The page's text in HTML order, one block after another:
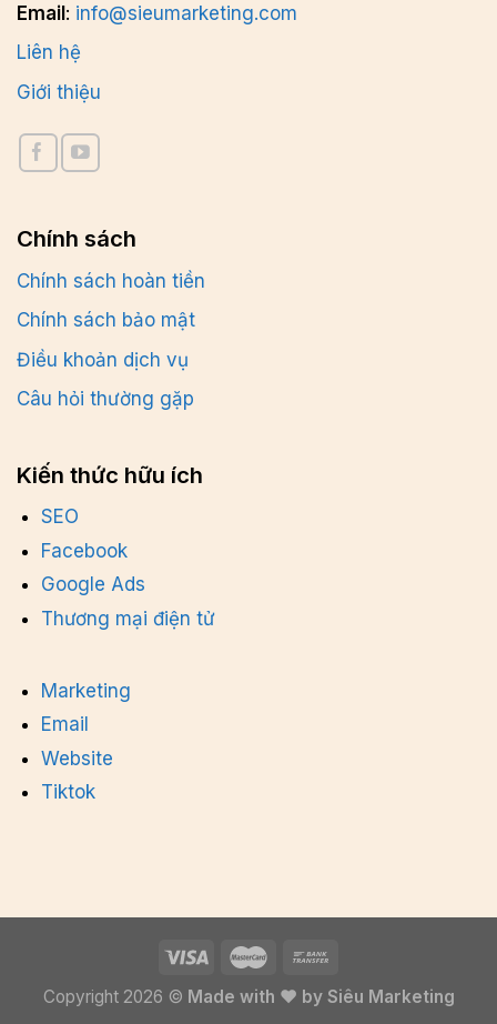
Email: info@sieumarketing.com
Liên hệ
Giới thiệu
Chính sách
Chính sách hoàn tiền
Chính sách bảo mật
Điều khoản dịch vụ
Câu hỏi thường gặp
Kiến thức hữu ích
SEO
Facebook
Google Ads
Thương mại điện tử
Marketing
Email
Website
Tiktok
Copyright 2026 © Made with ❤ by Siêu Marketing